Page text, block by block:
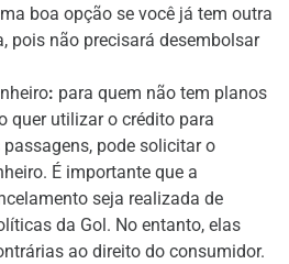
boa opção se você já tem outra
pois não precisará desembolsar
: para quem não tem planos
quer utilizar o crédito para
pode solicitar o
É importante que a
seja realizada de
da Gol. No entanto, elas
ao direito do consumidor.